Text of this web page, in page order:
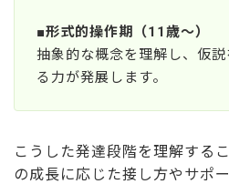
■形式的操作期（11歳～）
抽象的な概念を理解し、仮
る力が発展します。
こうした発達段階を理解する
の成長に応じた接し方やサポ